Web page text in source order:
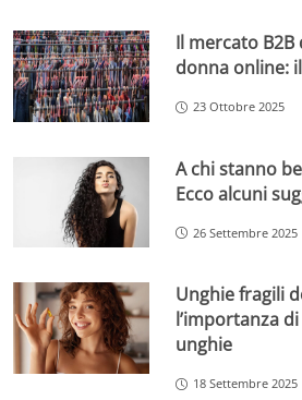
Il mercato
donna online:
23 Ottobre 2025
A chi stanno
Ecco alcuni
26 Settembre 2025
Unghie fragili
l’importanza
unghie
18 Settembre 2025